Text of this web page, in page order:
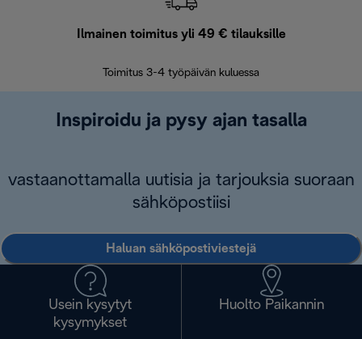
Ilmainen toimitus yli 49 € tilauksille
Toimitus 3-4 työpäivän kuluessa
Inspiroidu ja pysy ajan tasalla
vastaanottamalla uutisia ja tarjouksia suoraan
sähköpostiisi
Haluan sähköpostiviestejä
Usein kysytyt
kysymykset
Huolto Paikannin